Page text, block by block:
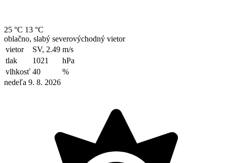
25 °C 13 °C
oblačno, slabý severovýchodný vietor
vietor
SV, 2.49 m/s
tlak
1021
hPa
vlhkosť 40
%
nedeľa 9. 8. 2026